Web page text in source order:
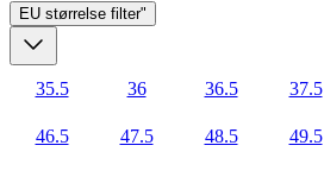
EU størrelse filter"
35.5 36 36.5 37.5
46.5 47.5 48.5 49.5